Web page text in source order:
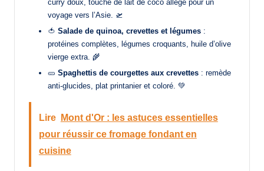
curry doux, touche de lait de coco allégé pour un
voyage vers l’Asie. 🛫
🍅 Salade de quinoa, crevettes et légumes :
protéines complètes, légumes croquants, huile d’olive
vierge extra. 🌾
🥒 Spaghettis de courgettes aux crevettes : remède
anti-glucides, plat printanier et coloré. 💚
Lire
Mont d'Or : les astuces essentielles
pour réussir ce fromage fondant en
cuisine